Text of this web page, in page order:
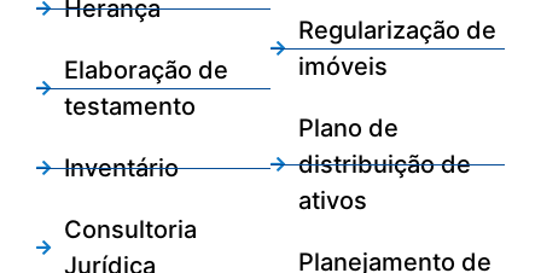
Herança
Elaboração de
testamento
Inventário
Consultoria
Jurídica
Regularização de
imóveis
Plano de
distribuição de
ativos
Planejamento de